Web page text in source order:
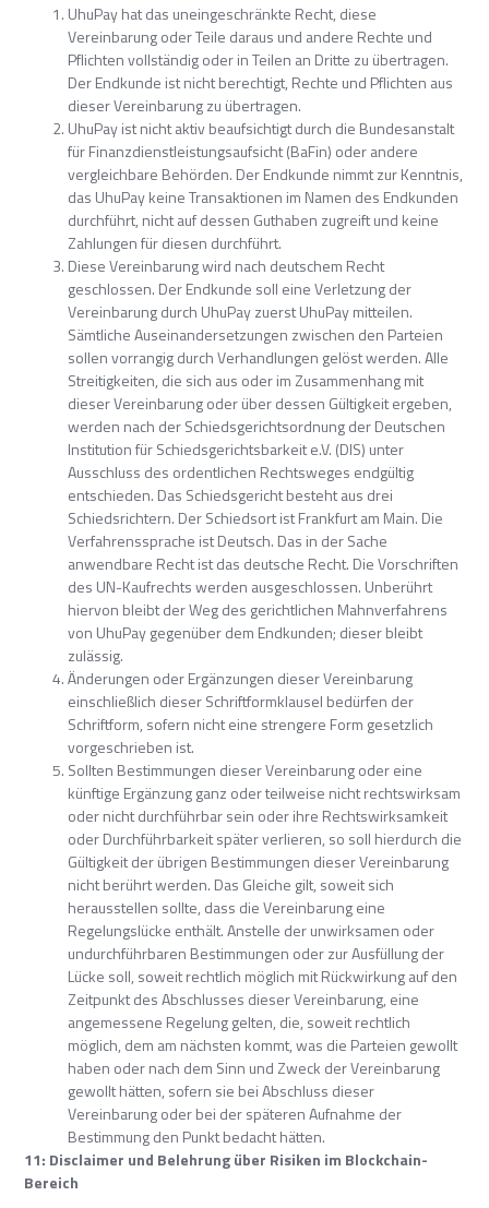
UhuPay hat das uneingeschränkte Recht, diese
Vereinbarung oder Teile daraus und andere Rechte und
Pflichten vollständig oder in Teilen an Dritte zu übertragen.
Der Endkunde ist nicht berechtigt, Rechte und Pflichten aus
dieser Vereinbarung zu übertragen.
UhuPay ist nicht aktiv beaufsichtigt durch die Bundesanstalt
für Finanzdienstleistungsaufsicht (BaFin) oder andere
vergleichbare Behörden. Der Endkunde nimmt zur Kenntnis,
das UhuPay keine Transaktionen im Namen des Endkunden
durchführt, nicht auf dessen Guthaben zugreift und keine
Zahlungen für diesen durchführt.
Diese Vereinbarung wird nach deutschem Recht
geschlossen. Der Endkunde soll eine Verletzung der
Vereinbarung durch UhuPay zuerst UhuPay mitteilen.
Sämtliche Auseinandersetzungen zwischen den Parteien
sollen vorrangig durch Verhandlungen gelöst werden. Alle
Streitigkeiten, die sich aus oder im Zusammenhang mit
dieser Vereinbarung oder über dessen Gültigkeit ergeben,
werden nach der Schiedsgerichtsordnung der Deutschen
Institution für Schiedsgerichtsbarkeit e.V. (DIS) unter
Ausschluss des ordentlichen Rechtsweges endgültig
entschieden. Das Schiedsgericht besteht aus drei
Schiedsrichtern. Der Schiedsort ist Frankfurt am Main. Die
Verfahrenssprache ist Deutsch. Das in der Sache
anwendbare Recht ist das deutsche Recht. Die Vorschriften
des UN-Kaufrechts werden ausgeschlossen. Unberührt
hiervon bleibt der Weg des gerichtlichen Mahnverfahrens
von UhuPay gegenüber dem Endkunden; dieser bleibt
zulässig.
Änderungen oder Ergänzungen dieser Vereinbarung
einschließlich dieser Schriftformklausel bedürfen der
Schriftform, sofern nicht eine strengere Form gesetzlich
vorgeschrieben ist.
Sollten Bestimmungen dieser Vereinbarung oder eine
künftige Ergänzung ganz oder teilweise nicht rechtswirksam
oder nicht durchführbar sein oder ihre Rechtswirksamkeit
oder Durchführbarkeit später verlieren, so soll hierdurch die
Gültigkeit der übrigen Bestimmungen dieser Vereinbarung
nicht berührt werden. Das Gleiche gilt, soweit sich
herausstellen sollte, dass die Vereinbarung eine
Regelungslücke enthält. Anstelle der unwirksamen oder
undurchführbaren Bestimmungen oder zur Ausfüllung der
Lücke soll, soweit rechtlich möglich mit Rückwirkung auf den
Zeitpunkt des Abschlusses dieser Vereinbarung, eine
angemessene Regelung gelten, die, soweit rechtlich
möglich, dem am nächsten kommt, was die Parteien gewollt
haben oder nach dem Sinn und Zweck der Vereinbarung
gewollt hätten, sofern sie bei Abschluss dieser
Vereinbarung oder bei der späteren Aufnahme der
Bestimmung den Punkt bedacht hätten.
11: Disclaimer und Belehrung über Risiken im Blockchain-
Bereich